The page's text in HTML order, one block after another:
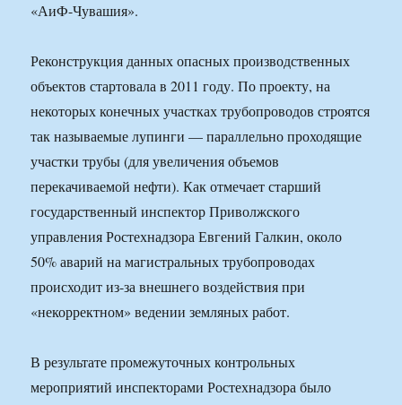
«АиФ-Чувашия».
Реконструкция данных опасных производственных
объектов стартовала в 2011 году. По проекту, на
некоторых конечных участках трубопроводов строятся
так называемые лупинги — параллельно проходящие
участки трубы (для увеличения объемов
перекачиваемой нефти). Как отмечает старший
государственный инспектор Приволжского
управления Ростехнадзора Евгений Галкин, около
50% аварий на магистральных трубопроводах
происходит из-за внешнего воздействия при
«некорректном» ведении земляных работ.
В результате промежуточных контрольных
мероприятий инспекторами Ростехнадзора было